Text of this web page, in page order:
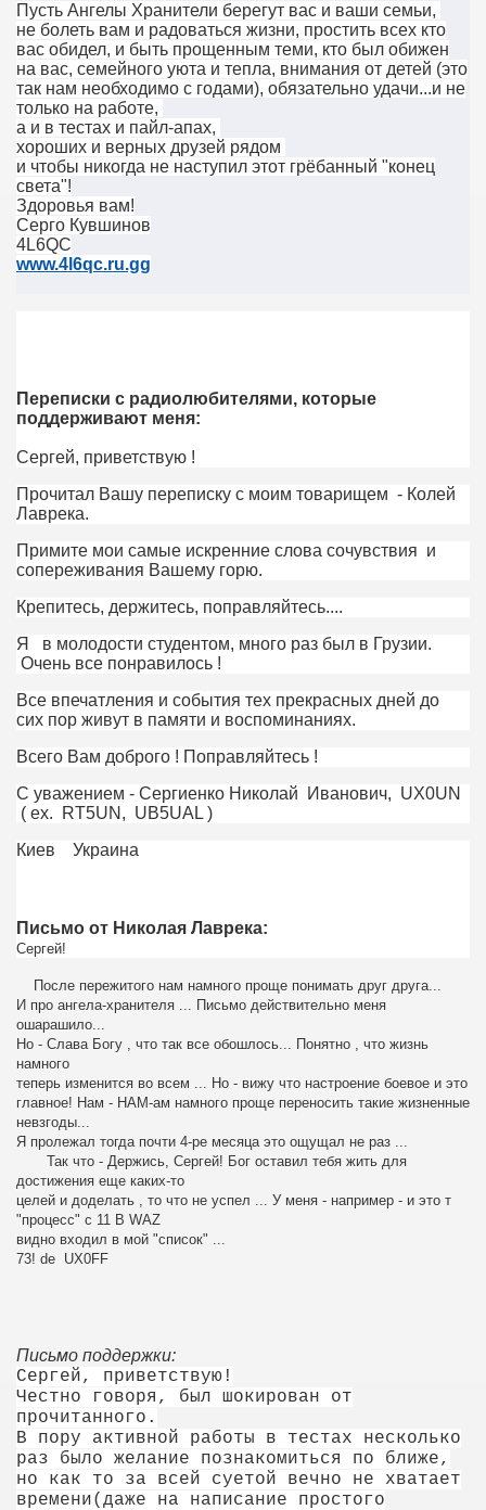
Пусть Ангелы Хранители берегут вас и ваши семьи,
не болеть вам и радоваться жизни, простить всех кто
вас обидел, и быть прощенным теми, кто был обижен
на вас, семейного уюта и тепла, внимания от детей (это
так нам необходимо с годами), обязательно удачи...и не
только на работе,
а и в тестах и пайл-апах,
хороших и верных друзей рядом
и чтобы никогда не наступил этот грёбанный "конец
света"!
Здоровья вам!
Серго Кувшинов
4L6QC
www.4l6qc.ru.gg
Переписки с радиолюбителями, которые
поддерживают меня:
Сергей, приветствую !
Прочитал Вашу переписку с моим товарищем - Колей
Лаврека.
Примите мои самые искренние слова сочувствия и
сопереживания Вашему горю.
Крепитесь, держитесь, поправляйтесь....
Я в молодости студентом, много раз был в Грузии.
Очень все понравилось !
Все впечатления и события тех прекрасных дней до
сих пор живут в памяти и воспоминаниях.
Всего Вам доброго ! Поправляйтесь !
С уважением - Сергиенко Николай Иванович, UX0UN
( ex. RT5UN, UB5UAL )
Киев Украина
Письмо от Николая Лаврека:
Сергей!
После пережитого нам намного проще понимать друг друга...
И про ангела-хранителя ... Письмо действительно меня
ошарашило...
Но - Слава Богу , что так все обошлось... Понятно , что жизнь
намного
теперь изменится во всем ... Но - вижу что настроение боевое и это
главное! Нам - НАМ-ам намного проще переносить такие жизненные
невзгоды...
Я пролежал тогда почти 4-ре месяца это ощущал не раз ...
Так что - Держись, Сергей! Бог оставил тебя жить для
достижения еще каких-то
целей и доделать , то что не успел ... У меня - например - и это т
"процесс" с 11 B WAZ
видно входил в мой "список" ...
73! de UX0FF
Письмо поддержки:
Сергей, приветствую!
Честно говоря, был шокирован от
прочитанного.
В пору активной работы в тестах несколько
раз было желание познакомиться по ближе,
но как то за всей суетой вечно не хватает
времени(даже на написание простого